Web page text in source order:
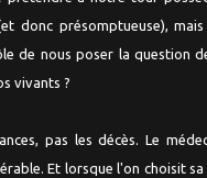
donc présomptueuse),
de nous poser la question
vivants ?
pas les décès. Le
Et lorsque l'on choisit